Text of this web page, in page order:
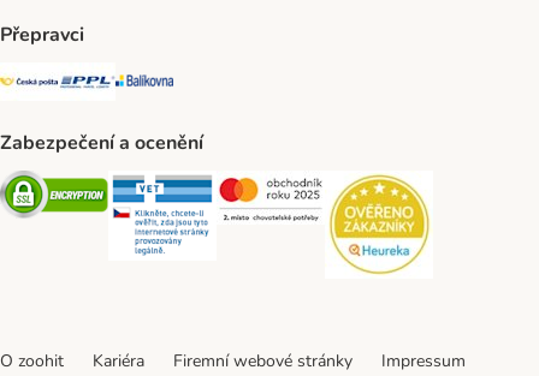
Přepravci
Česká pošta Shipping Method
PPL Shipping Method
Balíkovna Shipping Method
Zabezpečení a ocenění
Security Security Security
O zoohit Kariéra Firemní webové stránky Impressum